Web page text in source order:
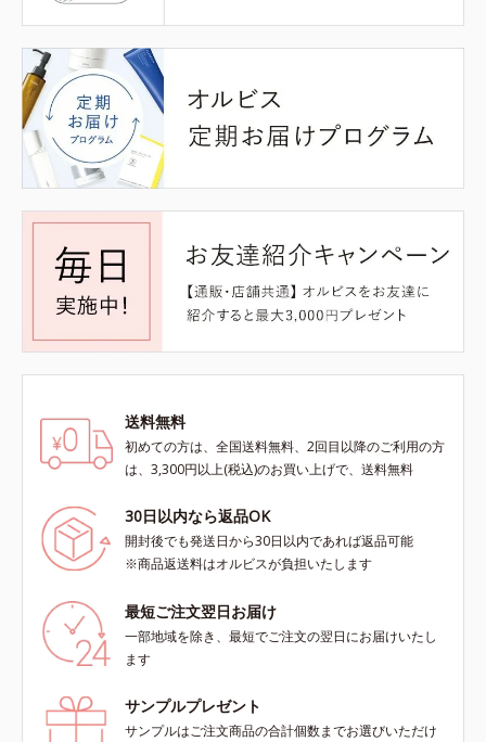
送料無料
初めての方は、全国送料無料、2回目以降のご利用の方
は、3,300円以上(税込)のお買い上げで、送料無料
30日以内なら返品OK
開封後でも発送日から30日以内であれば返品可能
※商品返送料はオルビスが負担いたします
最短ご注文翌日お届け
一部地域を除き、最短でご注文の翌日にお届けいたし
ます
サンプルプレゼント
サンプルはご注文商品の合計個数までお選びいただけ